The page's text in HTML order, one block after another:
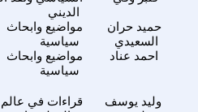
الديني
مواضيع وابحاث
سياسية
حميد حران
السعيدي
مواضيع وابحاث
سياسية
احمد عناد
قراءات في
وليد يوسف